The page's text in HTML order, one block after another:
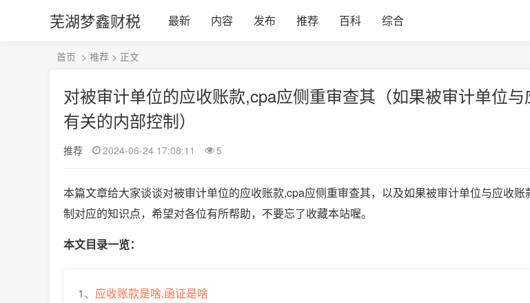
芜湖梦鑫财税 最新 内容 发布 推荐 百科 综合
首页 > 推荐 > 正文
对被审计单位的应收账款,cpa应侧重审查其（如果被审计单位
有关的内部控制）
推荐 2024-06-24 17:08:11 5
本篇文章给大家谈谈对被审计单位的应收账款,cpa应侧重审查其，以及如果被审计单位与应收
制对应的知识点，希望对各位有所帮助，不要忘了收藏本站喔。
本文目录一览：
1、 应收账款是啥,函证是啥